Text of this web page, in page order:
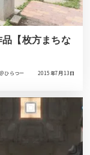
【枚方まちな
ひらつー 2015年7月13日